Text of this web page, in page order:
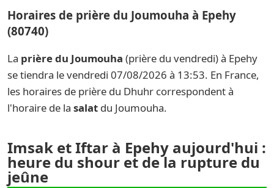
Horaires de prière du Joumouha à Epehy
(80740)
La prière du Joumouha (prière du vendredi) à Epehy
se tiendra le vendredi 07/08/2026 à 13:53. En France,
les horaires de prière du Dhuhr correspondent à
l'horaire de la salat du Joumouha.
Imsak et Iftar à Epehy aujourd'hui :
heure du shour et de la rupture du
jeûne